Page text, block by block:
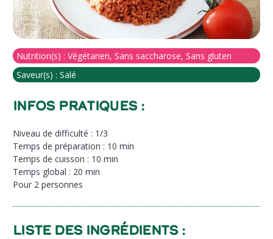
Nutrition(s) : Végétarien, Sans saccharose, Sans gluten
Saveur(s) : Salé
Infos pratiques :
Niveau de difficulté : 1/3
Temps de préparation : 10 min
Temps de cuisson : 10 min
Temps global : 20 min
Pour 2 personnes
Liste des ingrédients :